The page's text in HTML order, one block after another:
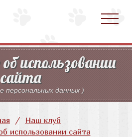
использовании
сайта
персональных данных )
Наш клуб
использовании сайта